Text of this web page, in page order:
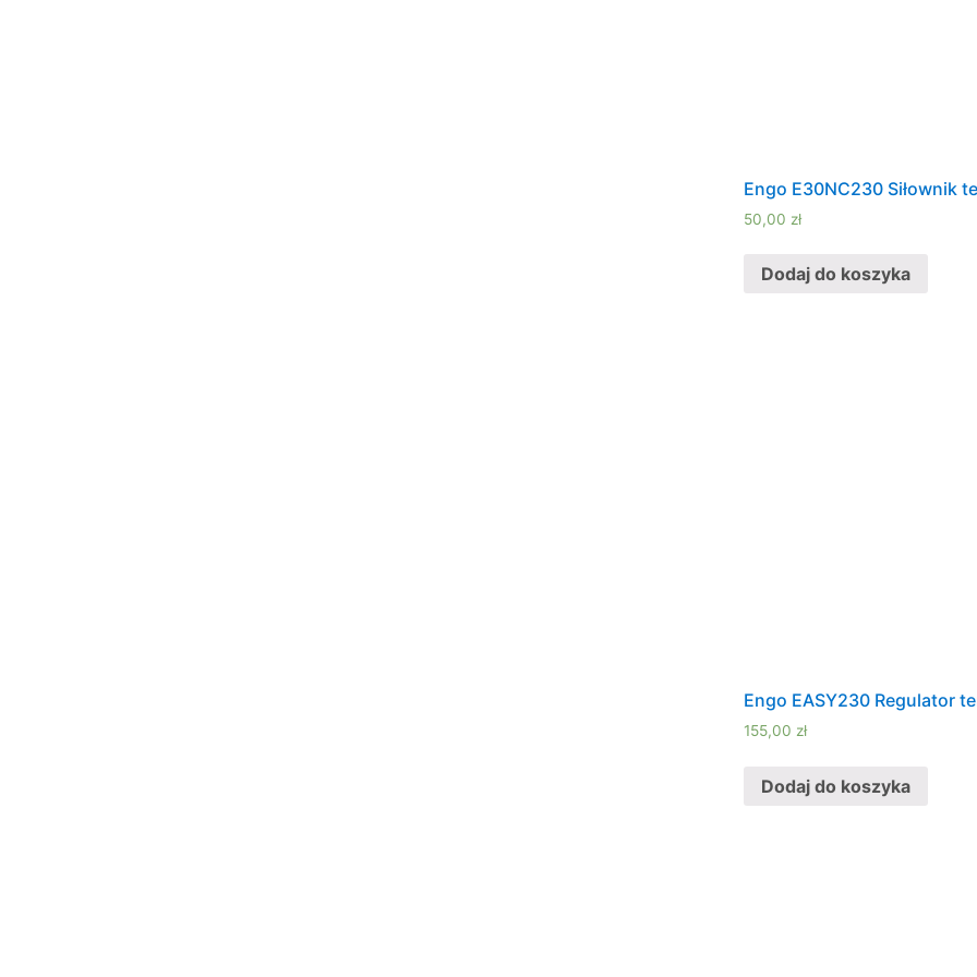
Engo E30NC230 Siłownik
50,00 zł
Dodaj do koszyka
Engo EASY230 Regulator
155,00 zł
Dodaj do koszyka